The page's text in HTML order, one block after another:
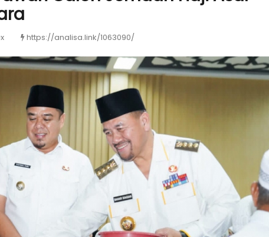
https://analisa.link/1063090/